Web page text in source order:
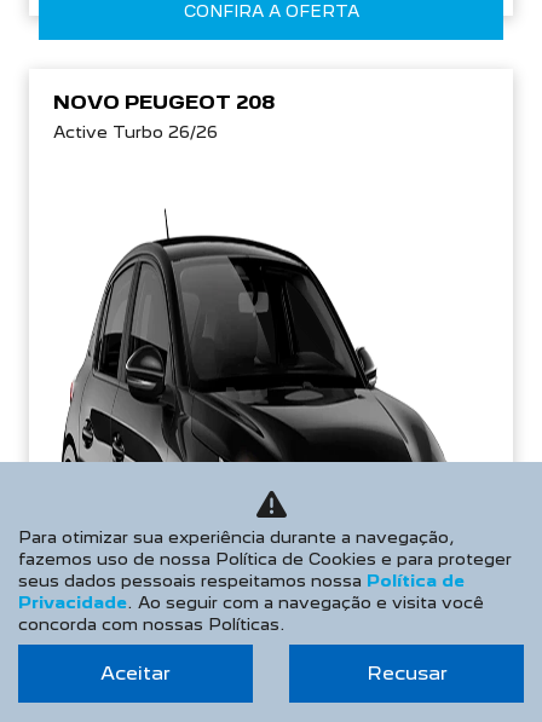
CONFIRA A OFERTA
NOVO PEUGEOT 208
Active Turbo 26/26
Para otimizar sua experiência durante a navegação,
fazemos uso de nossa Política de Cookies e para proteger
seus dados pessoais respeitamos nossa Política de
Privacidade. Ao seguir com a navegação e visita você
concorda com nossas Políticas.
Aceitar Recusar